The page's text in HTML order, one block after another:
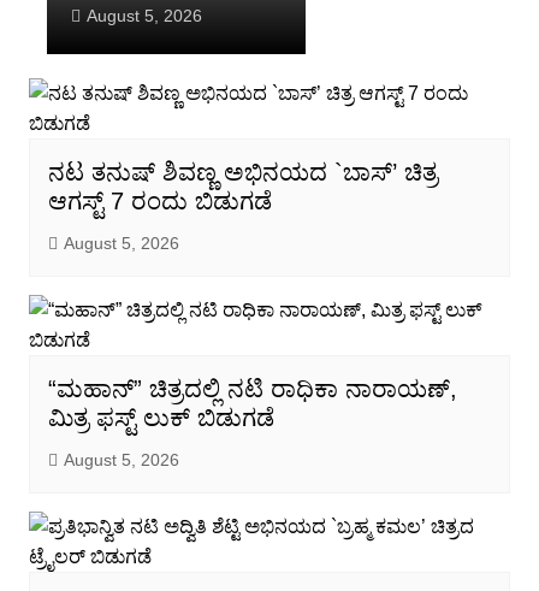
August 5, 2026
ನಟ ತನುಷ್ ಶಿವಣ್ಣ ಅಭಿನಯದ `ಬಾಸ್’ ಚಿತ್ರ
ಆಗಸ್ಟ್ 7 ರಂದು ಬಿಡುಗಡೆ
August 5, 2026
“ಮಹಾನ್” ಚಿತ್ರದಲ್ಲಿ ನಟಿ ರಾಧಿಕಾ ನಾರಾಯಣ್,
ಮಿತ್ರ ಫಸ್ಟ್ ಲುಕ್ ಬಿಡುಗಡೆ
August 5, 2026